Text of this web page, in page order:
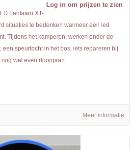
Log in om prijzen te zien
Lantaarn XT-
situaties te bedenken wanneer een led
Tijdens het kamperen, werken onder de
een speurtocht in het bos, iets repareren bij
wel even doorgaan.
Meer informatie